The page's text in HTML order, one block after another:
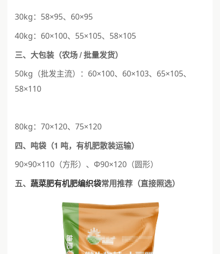
30kg：58×95、60×95
40kg：60×100、55×105、58×105
三、大包装（农场 / 批量发货）
50kg（批发主流）：60×100、60×103、65×105、
58×110
80kg：70×120、75×120
四、吨袋（1 吨，有机肥散装运输）
90×90×110（方形）、Φ90×120（圆形）
五、 蔬菜肥有机肥编织袋常用推荐（直接照选）